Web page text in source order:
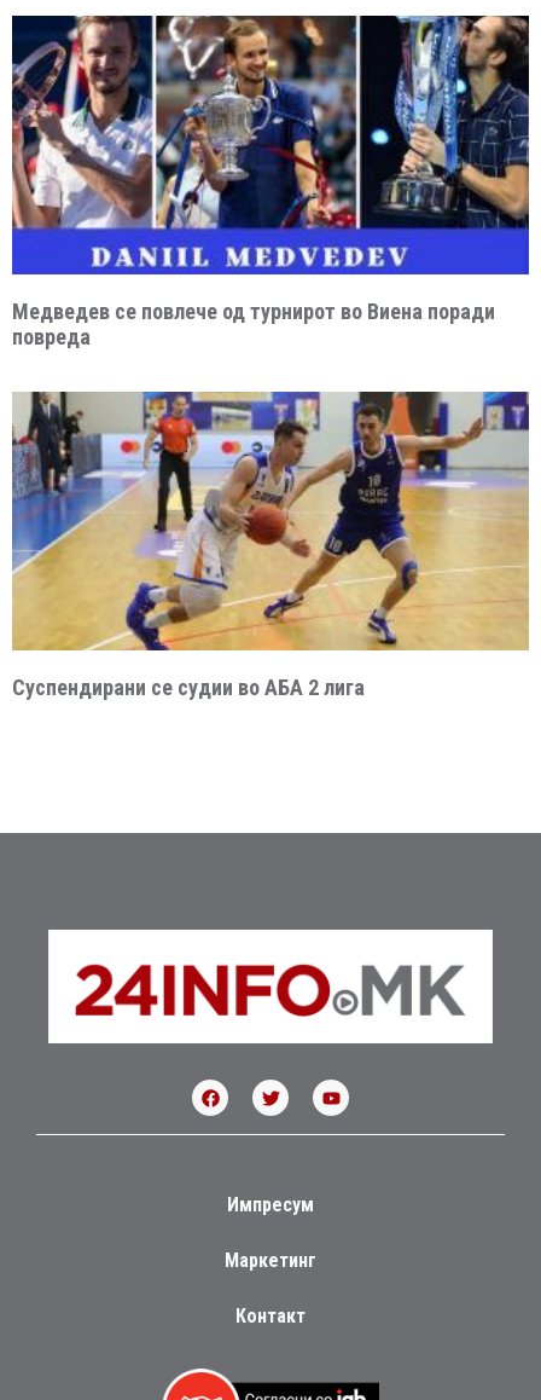
Медведев се повлече од турнирот во Виена поради
повреда
Суспендирани се судии во АБА 2 лига
Импресум
Маркетинг
Контакт